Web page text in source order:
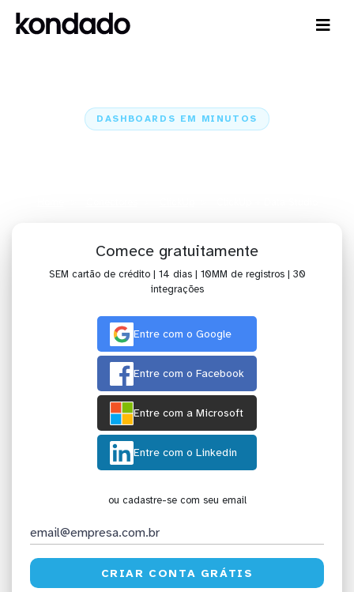
DASHBOARDS EM MINUTOS
Comece gratuitamente
SEM cartão de crédito | 14 dias | 10MM de registros | 30
integrações
Entre com o Google
Entre com o Facebook
Entre com a Microsoft
Entre com o Linkedin
ou cadastre-se com seu email